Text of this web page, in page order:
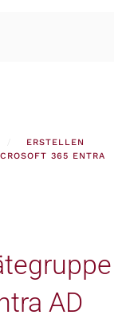
ERSTELLEN
365 ENTRA
AD